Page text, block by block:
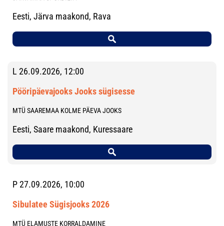
Eesti, Järva maakond, Rava
L 26.09.2026, 12:00
Pööripäevajooks Jooks sügisesse
MTÜ SAAREMAA KOLME PÄEVA JOOKS
Eesti, Saare maakond, Kuressaare
P 27.09.2026, 10:00
Sibulatee Sügisjooks 2026
MTÜ ELAMUSTE KORRALDAMINE